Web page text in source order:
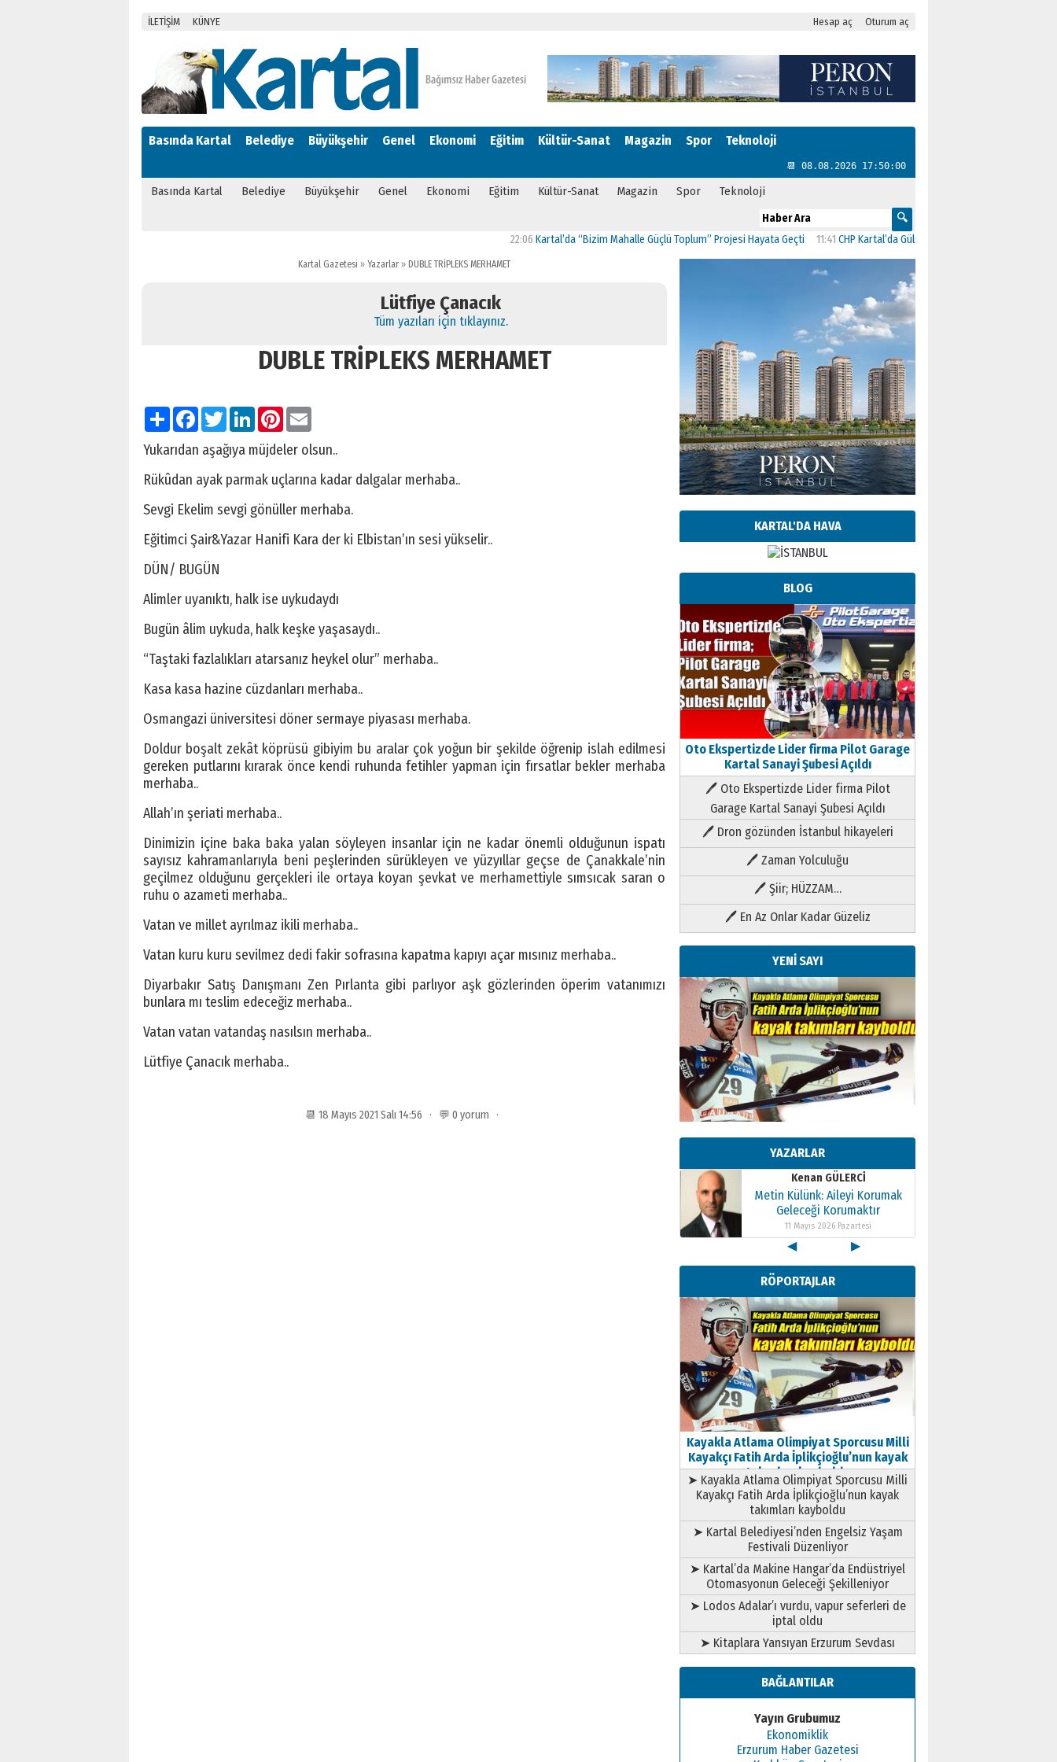
İLETİŞİM KÜNYE Hesap aç Oturum aç
Basında Kartal Belediye Büyükşehir Genel Ekonomi Eğitim Kültür-Sanat Magazin Spor Teknoloji
📆 08.08.2026 17:50:01
Basında Kartal Belediye Büyükşehir Genel Ekonomi Eğitim Kültür-Sanat Magazin Spor Teknoloji
Kartal’da “Bizim Mahalle Güçlü Toplum” Projesi Hayata Geçti 11:41 CHP Kartal’da Gülşen Neşe Büklü dönemi
Kartal Gazetesi » Yazarlar » DUBLE TRİPLEKS MERHAMET
Lütfiye Çanacık
Tüm yazıları için tıklayınız.
DUBLE TRİPLEKS MERHAMET
PaylaşFacebook
TwitterLinkedInPinterest
Yukarıdan aşağıya müjdeler olsun..
Rükûdan ayak parmak uçlarına kadar dalgalar merhaba..
Sevgi Ekelim sevgi gönüller merhaba.
Eğitimci Şair&Yazar Hanifi Kara der ki Elbistan’ın sesi yükselir..
DÜN/ BUGÜN
Alimler uyanıktı, halk ise uykudaydı
Bugün âlim uykuda, halk keşke yaşasaydı..
“Taştaki fazlalıkları atarsanız heykel olur” merhaba..
Kasa kasa hazine cüzdanları merhaba..
Osmangazi üniversitesi döner sermaye piyasası merhaba.
Doldur boşalt zekât köprüsü gibiyim bu aralar çok yoğun bir şekilde öğrenip islah edilmesi
gereken putlarını kırarak önce kendi ruhunda fetihler yapman için fırsatlar bekler merhaba
merhaba..
Allah’ın şeriati merhaba..
Dinimizin içine baka baka yalan söyleyen insanlar için ne kadar önemli olduğunun ispatı
sayısız kahramanlarıyla beni peşlerinden sürükleyen ve yüzyıllar geçse de Çanakkale’nin
geçilmez olduğunu gerçekleri ile ortaya koyan şevkat ve merhamettiyle sımsıcak saran o
ruhu o azameti merhaba..
Vatan ve millet ayrılmaz ikili merhaba..
Vatan kuru kuru sevilmez dedi fakir sofrasına kapatma kapıyı açar mısınız merhaba..
Diyarbakır Satış Danışmanı Zen Pırlanta gibi parlıyor aşk gözlerinden öperim vatanımızı
bunlara mı teslim edeceğiz merhaba..
Vatan vatan vatandaş nasılsın merhaba..
Lütfiye Çanacık merhaba..
📆 18 Mayıs 2021 Salı 14:56 · 💬 0 yorum ·
KARTAL'DA HAVA
BLOG
Oto Ekspertizde Lider firma Pilot Garage
Kartal Sanayi Şubesi Açıldı
🖊 Oto Ekspertizde Lider firma Pilot
Garage Kartal Sanayi Şubesi Açıldı
🖊 Dron gözünden İstanbul hikayeleri
🖊 Zaman Yolculuğu
🖊 Şiir; HÜZZAM…
🖊 En Az Onlar Kadar Güzeliz
YENİ SAYI
YAZARLAR
Kenan GÜLERCİ
Metin Külünk: Aileyi Korumak
Geleceği Korumaktır
11 Mayıs 2026 Pazartesi
Kenan GÜLERCİ
Metin Külünk: Aileyi Korumak
Geleceği Korumaktır
11 Mayıs 2026 Pazartesi
Kenan GÜLERCİ
Metin Külünk: Aileyi Korumak
Geleceği Korumaktır
11 Mayıs 2026 Pazartesi
◀ ▶
RÖPORTAJLAR
Kayakla Atlama Olimpiyat Sporcusu Milli
Kayakçı Fatih Arda İplikçioğlu’nun kayak
takımları kayboldu
➤ Kayakla Atlama Olimpiyat Sporcusu Milli
Kayakçı Fatih Arda İplikçioğlu’nun kayak
takımları kayboldu
➤ Kartal Belediyesi’nden Engelsiz Yaşam
Festivali Düzenliyor
➤ Kartal’da Makine Hangar’da Endüstriyel
Otomasyonun Geleceği Şekilleniyor
➤ Lodos Adalar’ı vurdu, vapur seferleri de
iptal oldu
➤ Kitaplara Yansıyan Erzurum Sevdası
BAĞLANTILAR
Yayın Grubumuz
Ekonomiklik
Erzurum Haber Gazetesi